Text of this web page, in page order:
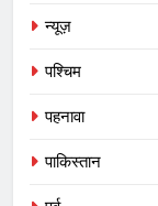
न्यूज़
पश्चिम
पहनावा
पाकिस्तान